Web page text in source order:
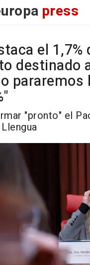
press
el 1,7%
destinado
pararemos
"pronto" el